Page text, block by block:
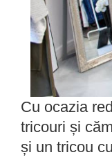
Cu ocazia
tricouri și
și un tricou